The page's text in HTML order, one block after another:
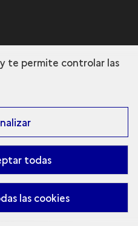
te permite controlar las
todas
las cookies